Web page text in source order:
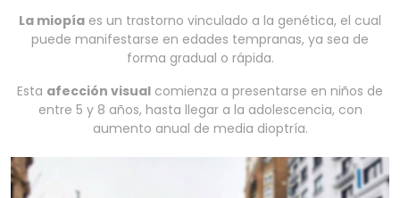
La miopía es un trastorno vinculado a la genética, el cual
puede manifestarse en edades tempranas, ya sea de
forma gradual o rápida.
Esta afección visual comienza a presentarse en niños de
entre 5 y 8 años, hasta llegar a la adolescencia, con
aumento anual de media dioptría.